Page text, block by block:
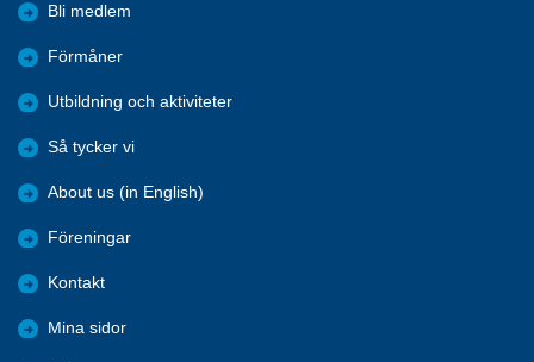
Bli medlem
Förmåner
Utbildning och aktiviteter
Så tycker vi
About us (in English)
Föreningar
Kontakt
Mina sidor